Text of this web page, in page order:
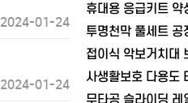
2024-01-24
2024-01-24